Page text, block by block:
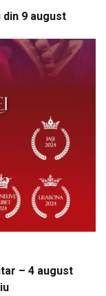
din 9 august
– 4 august